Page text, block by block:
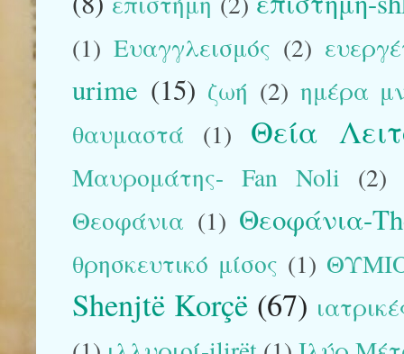
(1) Ευαγγλεισμός (2)
urime (15) ζωή (2) ημέρα
θαυμαστά
(1) Θεία
Μαυρομάτης- Fan Noli (2)
Θεοφάνια (1) Θεοφάνια-
θρησκευτικό μίσος (1)
Shenjtë Korçë (67)